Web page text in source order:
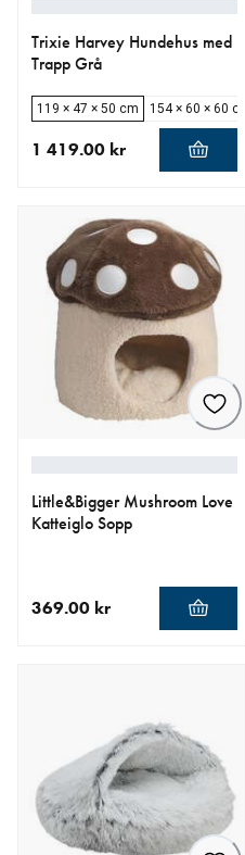
Trixie Harvey Hundehus med
Trapp Grå
119 × 47 × 50 cm 154 × 60 × 60 cm
1 419.00 kr
Little&Bigger Mushroom Love
Katteiglo Sopp
369.00 kr